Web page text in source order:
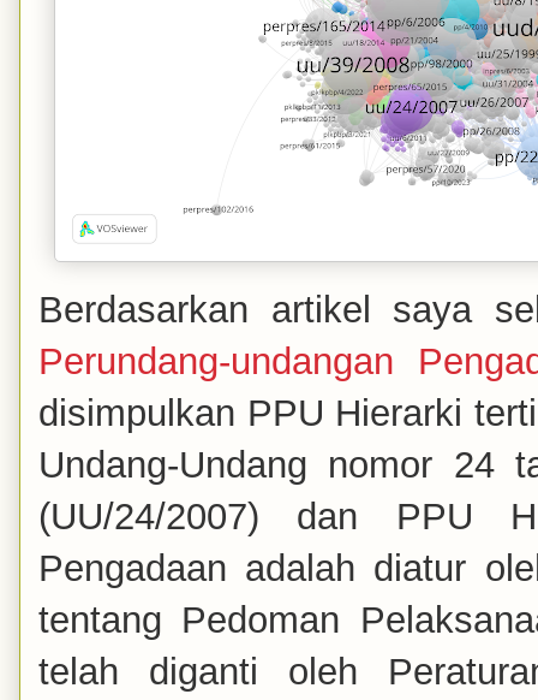
Berdasarkan artikel saya
Perundang-undangan
disimpulkan PPU Hierarki
Undang-Undang nomor 24
(UU/24/2007) dan PPU
Pengadaan adalah diatur
tentang Pedoman
telah diganti oleh